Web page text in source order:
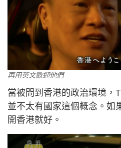
再用英文歡迎他們
當被問到香港的政治環境，
並不太有國家這個概念。如
開香港就好。